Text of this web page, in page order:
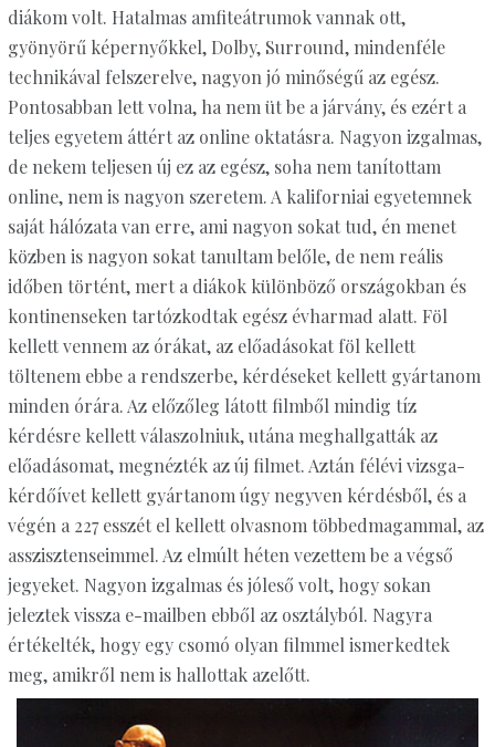
diákom volt. Hatalmas amfiteátrumok vannak ott,
gyönyörű képernyőkkel, Dolby, Surround, mindenféle
technikával felszerelve, nagyon jó minőségű az egész.
Pontosabban lett volna, ha nem üt be a járvány, és ezért a
teljes egyetem áttért az online oktatásra. Nagyon izgalmas,
de nekem teljesen új ez az egész, soha nem tanítottam
online, nem is nagyon szeretem. A kaliforniai egyetemnek
saját hálózata van erre, ami nagyon sokat tud, én menet
közben is nagyon sokat tanultam belőle, de nem reális
időben történt, mert a diákok különböző országokban és
kontinenseken tartózkodtak egész évharmad alatt. Föl
kellett vennem az órákat, az előadásokat föl kellett
töltenem ebbe a rendszerbe, kérdéseket kellett gyártanom
minden órára. Az előzőleg látott filmből mindig tíz
kérdésre kellett válaszolniuk, utána meghallgatták az
előadásomat, megnézték az új filmet. Aztán félévi vizsga-
kérdőívet kellett gyártanom úgy negyven kérdésből, és a
végén a 227 esszét el kellett olvasnom többedmagammal, az
asszisztenseimmel. Az elmúlt héten vezettem be a végső
jegyeket. Nagyon izgalmas és jóleső volt, hogy sokan
jeleztek vissza e-mailben ebből az osztályból. Nagyra
értékelték, hogy egy csomó olyan filmmel ismerkedtek
meg, amikről nem is hallottak azelőtt.